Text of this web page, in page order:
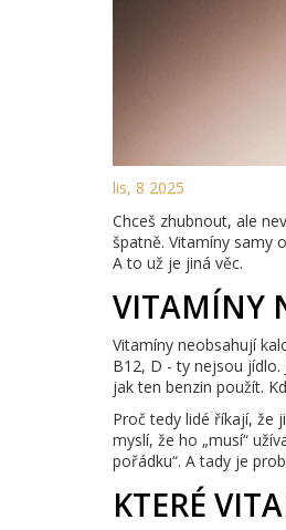
lis, 8 2025
Chceš zhubnout, ale
špatně. Vitamíny samy
A to už je jiná věc.
VITAMÍNY
Vitamíny neobsahují
B12, D - ty nejsou
jak ten benzin použít.
Proč tedy lidé říkají, že
myslí, že ho „musí“
pořádku“. A tady je
KTERÉ